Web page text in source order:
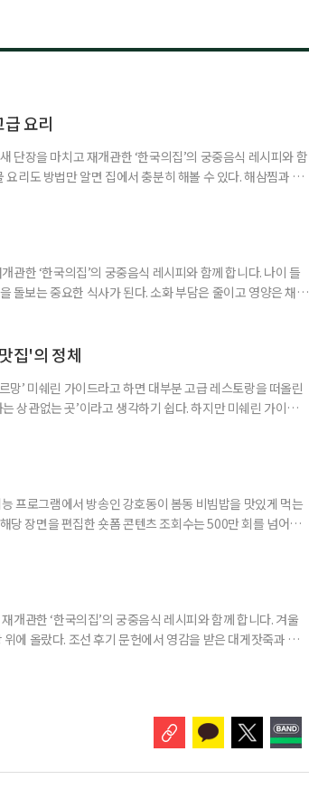
요리
단장을 마치고 재개관한 ‘한국의집’의 궁중음식 레시피와 함
리도 방법만 알면 집에서 충분히 해볼 수 있다. 해삼찜과 종
드럽게, 건강을 담은 해삼찜 해삼은 손질이
관한 ‘한국의집’의 궁중음식 레시피와 함께 합니다. 나이 들
돌보는 중요한 식사가 된다. 소화 부담은 줄이고 영양은 채우
전통의 지혜와 건강한 재료가 담긴 두 가지 요리를
집'의 정체
망’ 미쉐린 가이드라고 하면 대부분 고급 레스토랑을 떠올린
상관없는 곳’이라고 생각하기 쉽다. 하지만 미쉐린 가이드
수준 높은 음식을 제공하는 식당을 소
프로그램에서 방송인 강호동이 봄동 비빔밥을 맛있게 먹는
당 장면을 편집한 숏폼 콘텐츠 조회수는 500만 회를 넘어섰
, 설탕 또는 매실청을 넣어 버무리는
개관한 ‘한국의집’의 궁중음식 레시피와 함께 합니다. 겨울
에 올랐다. 조선 후기 문헌에서 영감을 받은 대게잣죽과 제